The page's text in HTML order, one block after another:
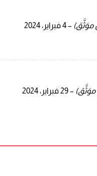
موَثَّق) – 4 فبراير، 2024
– 29 فبراير، 2024